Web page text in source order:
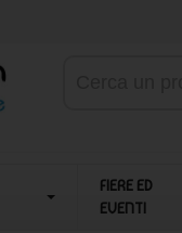
FIERE ED
EVENTI